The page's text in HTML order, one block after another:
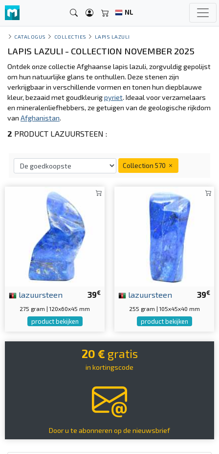
NL
CATALOGUS COLLECTIES LAPIS LAZULI
LAPIS LAZULI - COLLECTION NOVEMBER 2025
Ontdek onze collectie Afghaanse lapis lazuli, zorgvuldig gepolijst
om hun natuurlijke glans te onthullen. Deze stenen zijn
verkrijgbaar in verschillende vormen en tonen hun diepblauwe
kleur, bezaaid met goudkleurigpyriet. Ideaal voor verzamelaars
en mineralenliefhebbers, ze getuigen van de geologische rijkdom
van Afghanistan.
2 PRODUCT LAZUURSTEEN :
Collection 570
39€
lazuursteen
275 gram | 120x60x45 mm
product bekijken
39€
lazuursteen
255 gram | 105x45x40 mm
product bekijken
20 € gratis
in kortingscode
Door u te abonneren op de nieuwsbrief